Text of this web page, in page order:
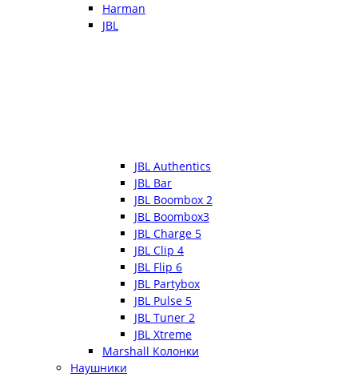
Harman
JBL
JBL Authentics
JBL Bar
JBL Boombox 2
JBL Boombox3
JBL Charge 5
JBL Clip 4
JBL Flip 6
JBL Partybox
JBL Pulse 5
JBL Tuner 2
JBL Xtreme
Marshall Колонки
Наушники